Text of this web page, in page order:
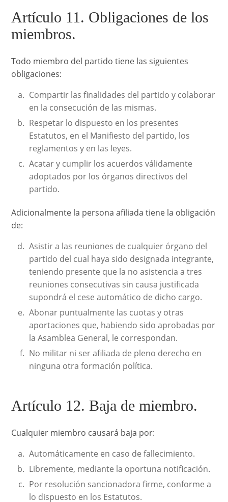
Artículo 11. Obligaciones de los
miembros.
Todo miembro del partido tiene las siguientes
obligaciones:
Compartir las finalidades del partido y colaborar
en la consecución de las mismas.
Respetar lo dispuesto en los presentes
Estatutos, en el Manifiesto del partido, los
reglamentos y en las leyes.
Acatar y cumplir los acuerdos válidamente
adoptados por los órganos directivos del
partido.
Adicionalmente la persona afiliada tiene la obligación
de:
Asistir a las reuniones de cualquier órgano del
partido del cual haya sido designada integrante,
teniendo presente que la no asistencia a tres
reuniones consecutivas sin causa justificada
supondrá el cese automático de dicho cargo.
Abonar puntualmente las cuotas y otras
aportaciones que, habiendo sido aprobadas por
la Asamblea General, le correspondan.
No militar ni ser afiliada de pleno derecho en
ninguna otra formación política.
Artículo 12. Baja de miembro.
Cualquier miembro causará baja por:
Automáticamente en caso de fallecimiento.
Libremente, mediante la oportuna notificación.
Por resolución sancionadora firme, conforme a
lo dispuesto en los Estatutos.